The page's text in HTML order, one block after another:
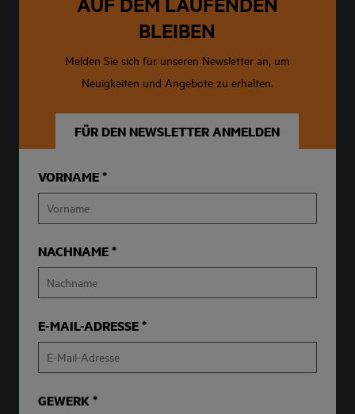
BLEIBEN
Melden Sie sich für unseren Newsletter an, um
Neuigkeiten und Angebote zu erhalten.
FÜR DEN NEWSLETTER ANMELDEN
VORNAME
NACHNAME
E-MAIL-ADRESSE
GEWERK